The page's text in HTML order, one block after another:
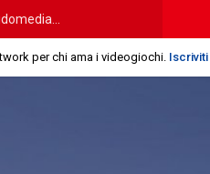
per chi ama i videogiochi. Iscriviti